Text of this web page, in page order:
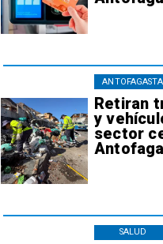
Retiran
y
sector
ANTOFAGASTA
SALUD